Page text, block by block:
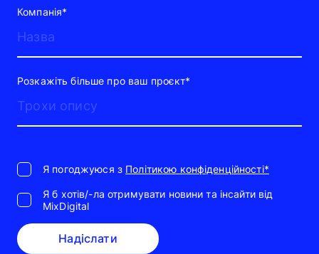
Компанія*
Розкажіть більше про ваш проєкт*
Я погоджуюся з Політикою конфіденційності*
Я б хотів/-ла отримувати новини та інсайти від
MixDigital
Надіслати